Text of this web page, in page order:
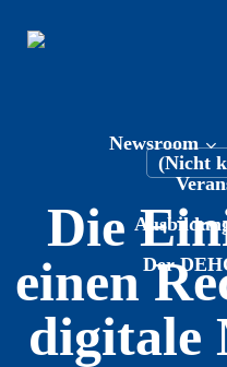
Newsroom
Der
(Nicht
Die
einen
digitale